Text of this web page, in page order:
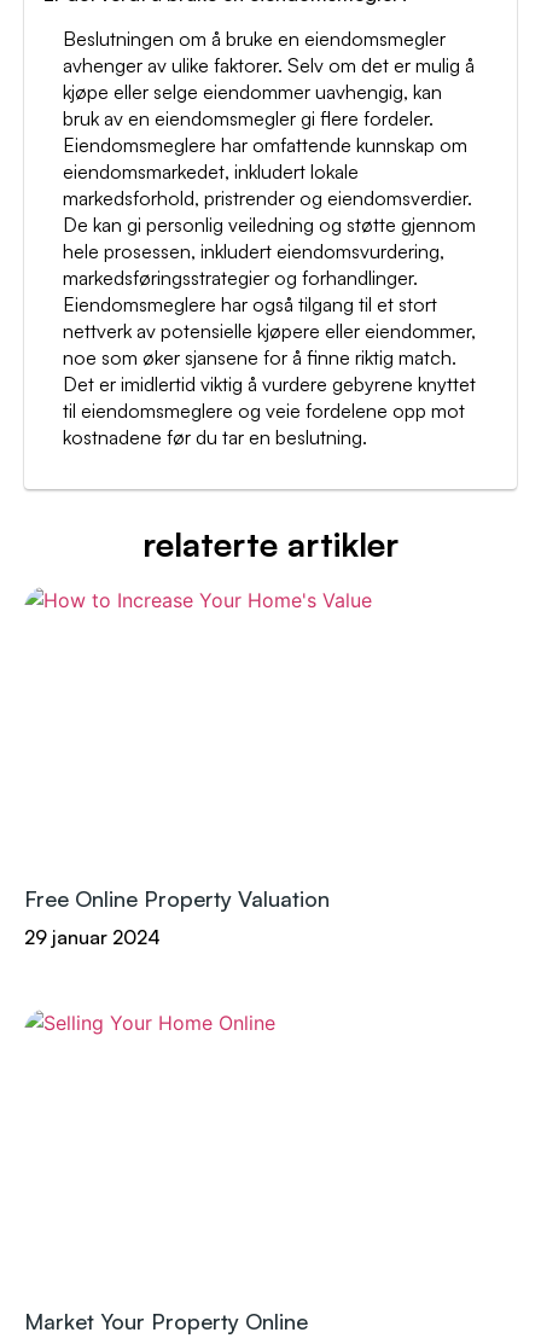
Beslutningen om å bruke en eiendomsmegler
avhenger av ulike faktorer. Selv om det er mulig å
kjøpe eller selge eiendommer uavhengig, kan
bruk av en eiendomsmegler gi flere fordeler.
Eiendomsmeglere har omfattende kunnskap om
eiendomsmarkedet, inkludert lokale
markedsforhold, pristrender og eiendomsverdier.
De kan gi personlig veiledning og støtte gjennom
hele prosessen, inkludert eiendomsvurdering,
markedsføringsstrategier og forhandlinger.
Eiendomsmeglere har også tilgang til et stort
nettverk av potensielle kjøpere eller eiendommer,
noe som øker sjansene for å finne riktig match.
Det er imidlertid viktig å vurdere gebyrene knyttet
til eiendomsmeglere og veie fordelene opp mot
kostnadene før du tar en beslutning.
relaterte artikler
Free Online Property Valuation
29 januar 2024
Market Your Property Online